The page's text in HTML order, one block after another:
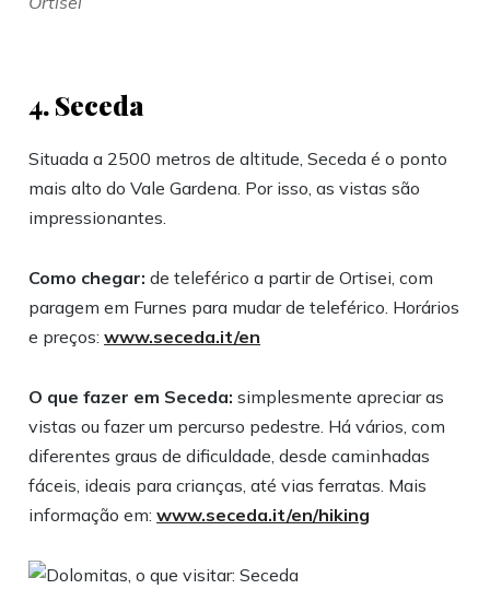
4. Seceda
Situada a 2500 metros de altitude, Seceda é o ponto
mais alto do Vale Gardena. Por isso, as vistas são
impressionantes.
Como chegar:de teleférico a partir de Ortisei, com
paragem em Furnes para mudar de teleférico. Horários
e preços:www.seceda.it/en
O que fazer em Seceda:simplesmente apreciar as
vistas ou fazer um percurso pedestre. Há vários, com
diferentes graus de dificuldade, desde caminhadas
fáceis, ideais para crianças, até vias ferratas. Mais
informação em:www.seceda.it/en/hiking